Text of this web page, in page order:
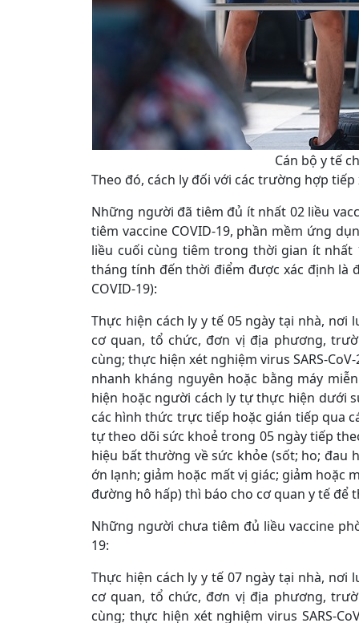
Cán bộ y tế
Theo đó, cách ly đối với các trường hợp tiếp
Những người đã tiêm đủ ít nhất 02 liều
tiêm vaccine COVID-19, phần mềm ứng
liều cuối cùng tiêm trong thời gian ít nhất
tháng tính đến thời điểm được xác định là
COVID-19):
Thực hiện cách ly y tế 05 ngày tại nhà, nơi
cơ quan, tổ chức, đơn vị địa phương,
cùng; thực hiện xét nghiệm virus SARS-
nhanh kháng nguyên hoặc bằng máy
hiện hoặc người cách ly tự thực hiện dưới
các hình thức trực tiếp hoặc gián tiếp qua
tự theo dõi sức khoẻ trong 05 ngày tiếp
hiệu bất thường về sức khỏe (sốt; ho; đau
ớn lạnh; giảm hoặc mất vị giác; giảm hoặc
đường hô hấp) thì báo cho cơ quan y tế để
Những người chưa tiêm đủ liều vaccine
19:
Thực hiện cách ly y tế 07 ngày tại nhà, nơi
cơ quan, tổ chức, đơn vị địa phương,
cùng; thực hiện xét nghiệm virus SARS-